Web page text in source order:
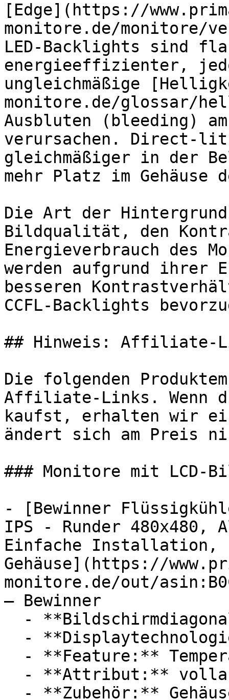
[Edge](https://
monitore.de/monitore/
LED-Backlights sind
energieeffizienter,
ungleichmäßige
monitore.de/glossar/
Ausbluten (bleeding)
verursachen. Direct-
gleichmäßiger in der
mehr Platz im Gehäuse
Die Art der
Bildqualität, den
Energieverbrauch des
werden aufgrund ihrer
besseren
CCFL-Backlights
## Hinweis: Affiliate-
Die folgenden
Affiliate-Links. Wenn
kaufst, erhalten wir
ändert sich am Preis
### Monitore mit LCD-
- [Bewinner
IPS - Runder 480x480,
Einfache Installation,
Gehäuse](https://
monitore.de/out/
— Bewinner